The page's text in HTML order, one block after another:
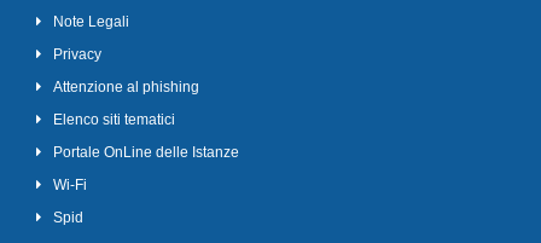
Note Legali
Privacy
Attenzione al phishing
Elenco siti tematici
Portale OnLine delle Istanze
Wi-Fi
Spid